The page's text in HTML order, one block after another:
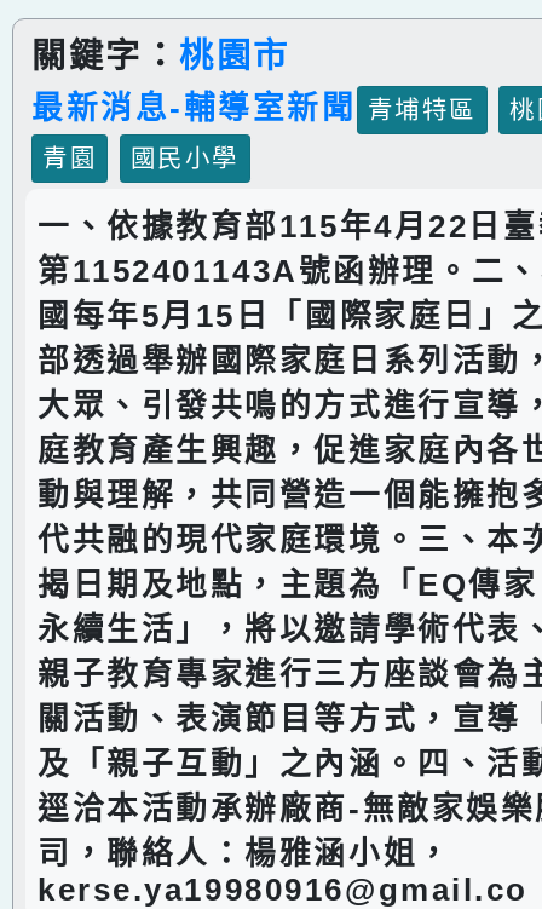
關鍵字：桃園市
最新消息-輔導室新聞 青埔特區
青園
國民小學
一、依據教育部115年4月22日
第1152401143A號函辦理。二
國每年5月15日「國際家庭日」
部透過舉辦國際家庭日系列活動
大眾、引發共鳴的方式進行宣導
庭教育產生興趣，促進家庭內各
動與理解，共同營造一個能擁抱
代共融的現代家庭環境。三、本
揭日期及地點，主題為「EQ傳
永續生活」，將以邀請學術代表
親子教育專家進行三方座談會為
關活動、表演節目等方式，宣導
及「親子互動」之內涵。四、活
逕洽本活動承辦廠商-無敵家娛
司，聯絡人：楊雅涵小姐，
kerse.ya19980916@gmail.co